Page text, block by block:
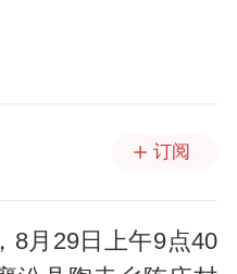
订阅
8月29日上午9点40